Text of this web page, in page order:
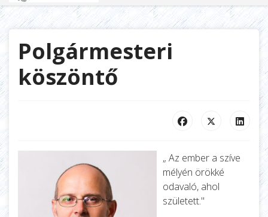
Polgármesteri
köszöntő
„ Az ember a szíve
mélyén örökké
odavaló, ahol
született."